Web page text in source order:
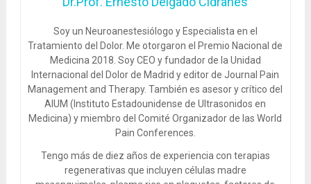
Soy un Neuroanestesiólogo y Especialista en el
Tratamiento del Dolor. Me otorgaron el Premio Nacional de
Medicina 2018. Soy CEO y fundador de la Unidad
Internacional del Dolor de Madrid y editor de Journal Pain
Management and Therapy. También es asesor y crítico del
AIUM (Instituto Estadounidense de Ultrasonidos en
Medicina) y miembro del Comité Organizador de las World
Pain Conferences.
Tengo más de diez años de experiencia con terapias
regenerativas que incluyen células madre